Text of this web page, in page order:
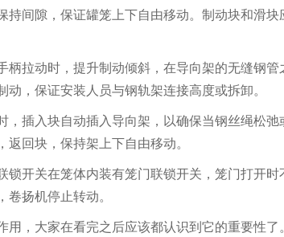
间隙，保证罐笼上下自由移动。制动块和滑块
拉动时，提升制动倾斜，在导向架的无缝钢管
，保证安装人员与钢轨架连接高度或拆卸。
插入块自动插入导向架，以确保当钢丝绳松弛
回块，保持架上下自由移动。
开关在笼体内装有笼门联锁开关，笼门打开时
扬机停止转动。
，大家在看完之后应该都认识到它的重要性了